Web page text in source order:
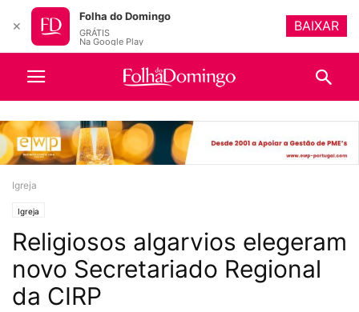
Igreja
Igreja
Religiosos algarvios elegeram
novo Secretariado Regional
da CIRP
✕
Folha do Domingo
GRÁTIS
Na Google Play
BAIXAR